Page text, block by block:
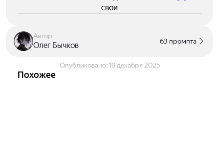
свои
Автор
Олег Бычков 63 промпта
Опубликовано: 19 декабря 2025
Похожее